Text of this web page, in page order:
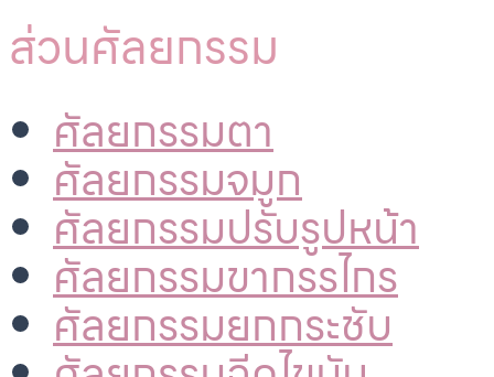
ส่วนศัลยกรรม
ศัลยกรรมตา
ศัลยกรรมจมูก
ศัลยกรรมปรับรูปหน้า
ศัลยกรรมขากรรไกร
ศัลยกรรมยกกระชับ